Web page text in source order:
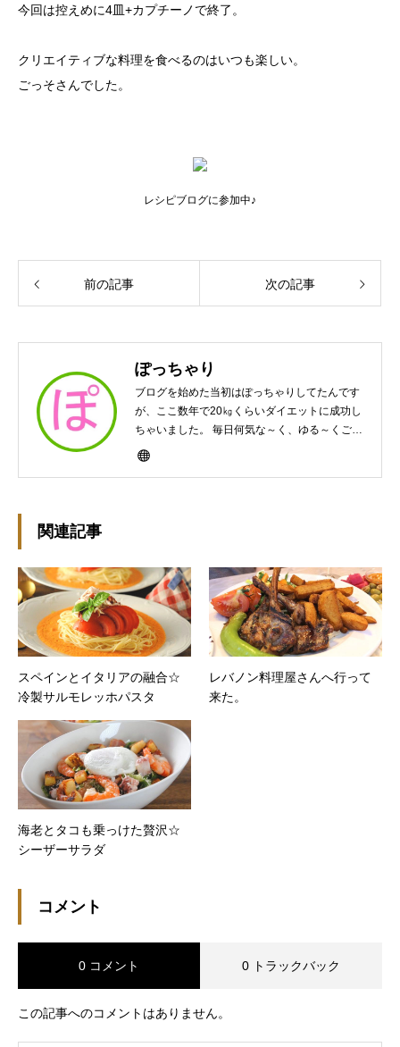
今回は控えめに4皿+カプチーノで終了。
クリエイティブな料理を食べるのはいつも楽しい。
ごっそさんでした。
レシピブログに参加中♪
前の記事 次の記事
ぽっちゃり
ブログを始めた当初はぽっちゃりしてたんです
が、ここ数年で20㎏くらいダイエットに成功し
ちゃいました。 毎日何気な～く、ゆる～くご飯
作ってますんで、ゆる～い感じで見て頂けたら
関連記事
スペインとイタリアの融合☆
冷製サルモレッホパスタ
レバノン料理屋さんへ行って
来た。
海老とタコも乗っけた贅沢☆
シーザーサラダ
コメント
0 コメント 0 トラックバック
この記事へのコメントはありません。